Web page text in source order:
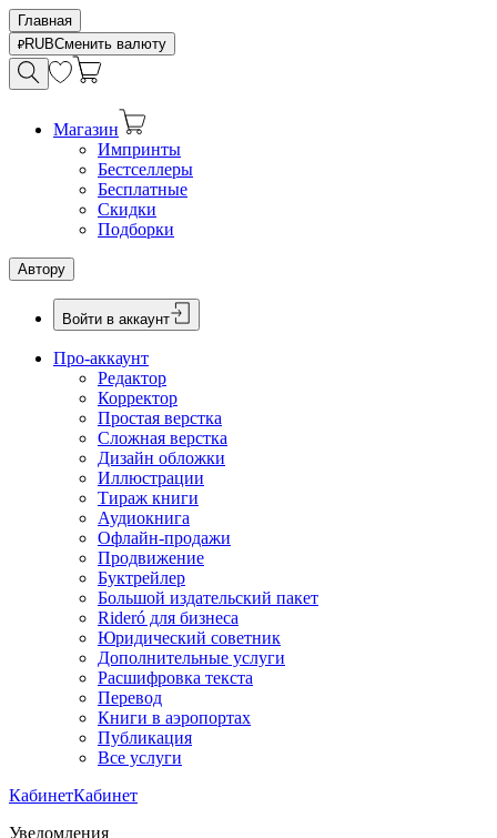
Главная
RUBСменить валюту
Магазин
Импринты
Бестселлеры
Бесплатные
Скидки
Подборки
Автору
Войти в аккаунт
Про-аккаунт
Редактор
Корректор
Простая верстка
Сложная верстка
Дизайн обложки
Иллюстрации
Тираж книги
Аудиокнига
Офлайн-продажи
Продвижение
Буктрейлер
Большой издательский пакет
Rideró для бизнеса
Юридический советник
Дополнительные услуги
Расшифровка текста
Перевод
Книги в аэропортах
Публикация
Все услуги
КабинетКабинет
Уведомления